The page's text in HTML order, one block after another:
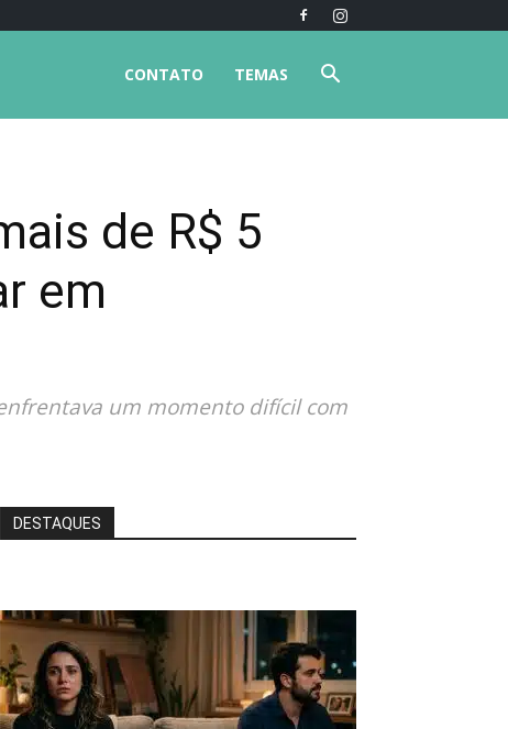
TEMAS
CONTATO
de R$ 5
em
um momento difícil com
DESTAQUES